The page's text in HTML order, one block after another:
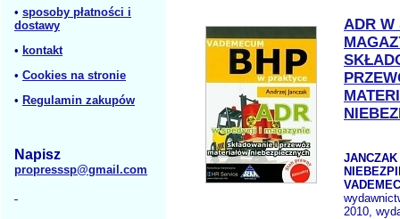
• sposoby płatności i
dostawy
• kontakt
• Cookies na stronie
• Regulamin zakupów
Napisz
propresssp@gmail.com
ADR W
2010,